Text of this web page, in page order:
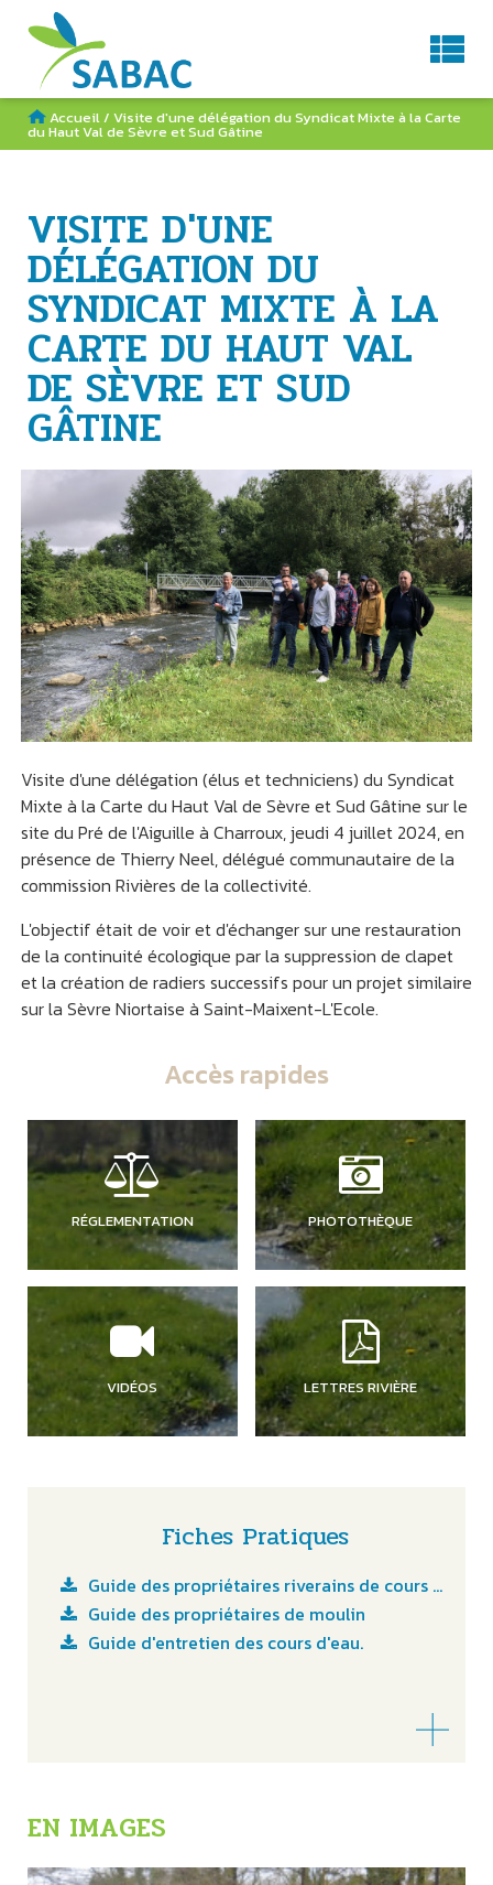
Service d'Aménagement du BAssin de la Charente
RECHERCHE
Accueil/ Visite d'une délégation du Syndicat Mixte à la Carte
du Haut Val de Sèvre et Sud Gâtine
VISITE D'UNE
DÉLÉGATION DU
SYNDICAT MIXTE À LA
CARTE DU HAUT VAL
DE SÈVRE ET SUD
GÂTINE
Visite d'une délégation (élus et techniciens) du Syndicat
Mixte à la Carte du Haut Val de Sèvre et Sud Gâtine sur le
site du Pré de l'Aiguille à Charroux, jeudi 4 juillet 2024, en
présence de Thierry Neel, délégué communautaire de la
commission Rivières de la collectivité.
L'objectif était de voir et d'échanger sur une restauration
de la continuité écologique par la suppression de clapet
et la création de radiers successifs pour un projet similaire
sur la Sèvre Niortaise à Saint-Maixent-L'Ecole.
Accès rapides
RÉGLEMENTATION PHOTOTHÈQUE
VIDÉOS LETTRES RIVIÈRE
Fiches Pratiques
Guide des propriétaires riverains de cours d'eau
Guide des propriétaires de moulin
Guide d'entretien des cours d'eau.
EN IMAGES